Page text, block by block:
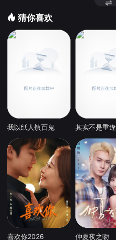
猜你喜欢
我以纸人镇百鬼 其实不是重逢
喜欢你2026 仲夏夜之吻